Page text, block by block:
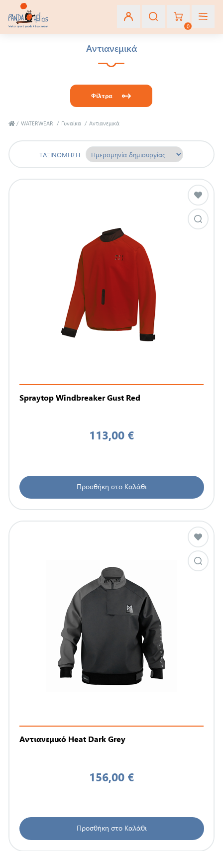
Εγγραφή
Σύνδεση
Αγαπημένα(0)
0
Αντιανεμικά
Φίλτρα
/ WATERWEAR / Γυναίκα / Αντιανεμικά
ΤΑΞΙΝΌΜΗΣΗ
Spraytop Windbreaker Gust Red
113,00 €
Προσθήκη στο Καλάθι
Αντιανεμικό Heat Dark Grey
156,00 €
Προσθήκη στο Καλάθι